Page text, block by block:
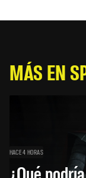
MÁS EN
HACE 4 HORAS